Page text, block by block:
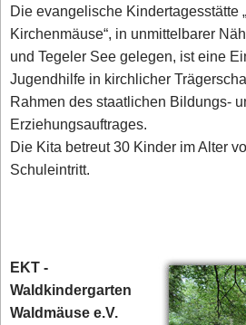
Die evangelische Kindertagesstätte
Kirchenmäuse“, in unmittelbarer
und Tegeler See gelegen, ist eine
Jugendhilfe in kirchlicher
Rahmen des staatlichen Bildungs-
Erziehungsauftrages.
Die Kita betreut 30 Kinder im Alter
Schuleintritt.
EKT -
Waldkindergarten
Waldmäuse e.V.